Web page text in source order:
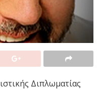
Διπλωματίας